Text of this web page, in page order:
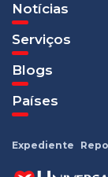
Notícias
Serviços
Blogs
Países
Expediente